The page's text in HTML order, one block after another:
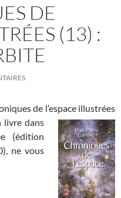
DE
(13) :
de l’espace illustrées
livre dans
(édition
ne vous